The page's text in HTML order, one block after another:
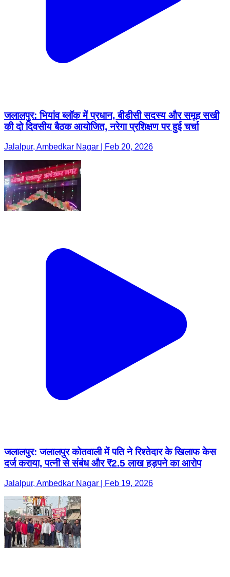
जलालपुर: भियांव ब्लॉक में प्रधान, बीडीसी सदस्य और समूह सखी
की दो दिवसीय बैठक आयोजित, नरेगा प्रशिक्षण पर हुई चर्चा
Jalalpur, Ambedkar Nagar | Feb 20, 2026
जलालपुर: जलालपुर कोतवाली में पति ने रिश्तेदार के खिलाफ केस
दर्ज कराया, पत्नी से संबंध और ₹2.5 लाख हड़पने का आरोप
Jalalpur, Ambedkar Nagar | Feb 19, 2026